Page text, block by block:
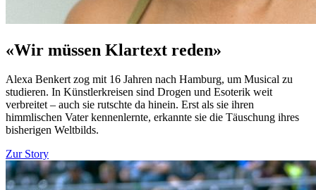
«Wir müssen Klartext reden»
Alexa Benkert zog mit 16 Jahren nach Hamburg, um Musical zu
studieren. In Künstlerkreisen sind Drogen und Esoterik weit
verbreitet – auch sie rutschte da hinein. Erst als sie ihren
himmlischen Vater kennenlernte, erkannte sie die Täuschung ihres
bisherigen Weltbilds.
Zur Story